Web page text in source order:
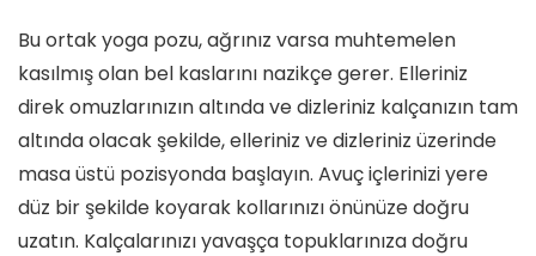
Bu ortak yoga pozu, ağrınız varsa muhtemelen
kasılmış olan bel kaslarını nazikçe gerer. Elleriniz
direk omuzlarınızın altında ve dizleriniz kalçanızın tam
altında olacak şekilde, elleriniz ve dizleriniz üzerinde
masa üstü pozisyonda başlayın. Avuç içlerinizi yere
düz bir şekilde koyarak kollarınızı önünüze doğru
uzatın. Kalçalarınızı yavaşça topuklarınıza doğru